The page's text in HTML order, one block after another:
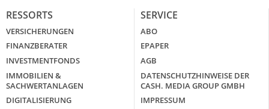
RESSORTS
VERSICHERUNGEN
FINANZBERATER
INVESTMENTFONDS
IMMOBILIEN &
SACHWERTANLAGEN
DIGITALISIERUNG
SERVICE
ABO
EPAPER
AGB
DATENSCHUTZHINWEISE DER
CASH. MEDIA GROUP GMBH
IMPRESSUM